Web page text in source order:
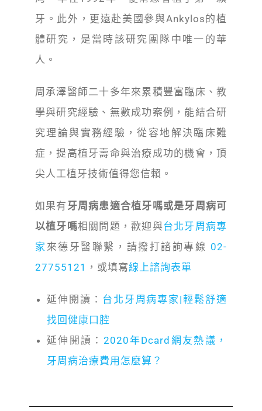
牙。此外，更遠赴美國參與Ankylos的植
體研究，是當時該研究團隊中唯一的華
人。
周承澤醫師二十多年來累積豐富臨床、教
學與研究經驗、無數成功案例，能結合研
究理論與實務經驗，從容地解決臨床難
症，提高植牙壽命與治療成功的機會，頂
尖人工植牙技術值得您信賴。
如果有 牙周病患適合植牙嗎或是牙周病可
以植牙嗎相關問題，歡迎與台北牙周病專
家 來德牙醫聯繫，請撥打諮詢專線 02-
27755121 ，或填寫線上諮詢表單
延伸閱讀： 台北牙周病專家|輕鬆舒適
找回健康口腔
延伸閱讀： 2020年Dcard網友熱議，
牙周病治療費用怎麼算？